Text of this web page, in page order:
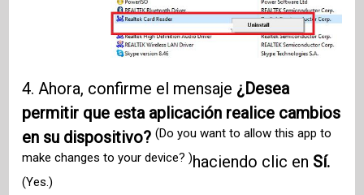
4. Ahora, confirme el mensaje ¿Desea
permitir que esta aplicación realice cambios
en su dispositivo?(Do you want to allow this app to
make changes to your device? )haciendo clic en Sí.
(Yes.)